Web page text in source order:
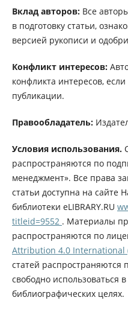
Вклад авторов:Все
в подготовку статьи,
версией рукописи и
Конфликт интересов:
конфликта интересов,
публикации.
Правообладатель:
Условия использования.
распространяются по
менеджмент». Все права
статьи доступна на сайте
библиотеки eLIBRARY.RU
titleid=9552 . Материалы
распространяются по
Attribution 4.0 International
статей распространяются
свободно
библиографических целях.